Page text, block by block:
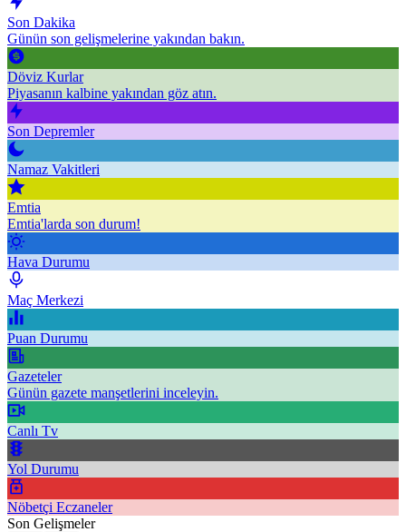
Son Dakika
Günün son gelişmelerine yakından bakın.
Döviz Kurlar
Piyasanın kalbine yakından göz atın.
Son Depremler
Namaz Vakitleri
Emtia
Emtia'larda son durum!
Hava Durumu
Maç Merkezi
Puan Durumu
Gazeteler
Günün gazete manşetlerini inceleyin.
Canlı Tv
Yol Durumu
Nöbetçi Eczaneler
Son Gelişmeler